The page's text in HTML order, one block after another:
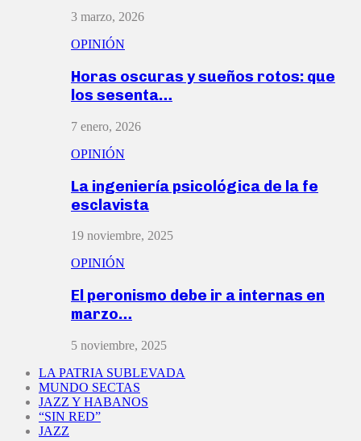
3 marzo, 2026
OPINIÓN
Horas oscuras y sueños rotos: que
los sesenta…
7 enero, 2026
OPINIÓN
La ingeniería psicológica de la fe
esclavista
19 noviembre, 2025
OPINIÓN
El peronismo debe ir a internas en
marzo…
5 noviembre, 2025
LA PATRIA SUBLEVADA
MUNDO SECTAS
JAZZ Y HABANOS
“SIN RED”
JAZZ